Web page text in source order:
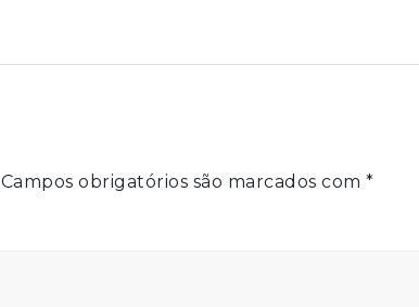
Campos obrigatórios são marcados com *